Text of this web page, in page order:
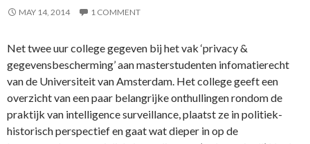
MAY 14, 2014 1 COMMENT
Net twee uur college gegeven bij het vak ‘privacy &
gegevensbescherming’ aan masterstudenten infomatierecht
van de Universiteit van Amsterdam. Het college geeft een
overzicht van een paar belangrijke onthullingen rondom de
praktijk van intelligence surveillance, plaatst ze in politiek-
historisch perspectief en gaat wat dieper in op de